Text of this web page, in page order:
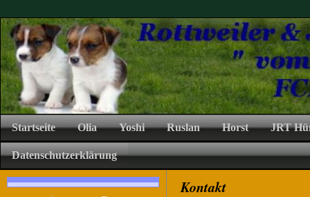
Startseite Olia Yoshi Ruslan Horst JRT
Datenschutzerklärung
Kontakt